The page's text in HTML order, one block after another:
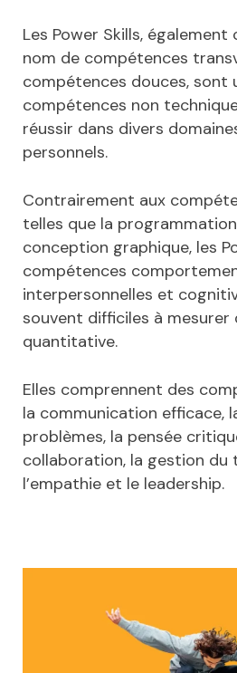
Les Power Skills, également
nom de compétences
compétences douces, sont
compétences non
réussir dans divers
personnels.
Contrairement aux
telles que la
conception graphique, les
compétences
interpersonnelles et
souvent difficiles à mesurer
quantitative.
Elles comprennent des
la communication efficace,
problèmes, la pensée
collaboration, la gestion du
l’empathie et le leadership.